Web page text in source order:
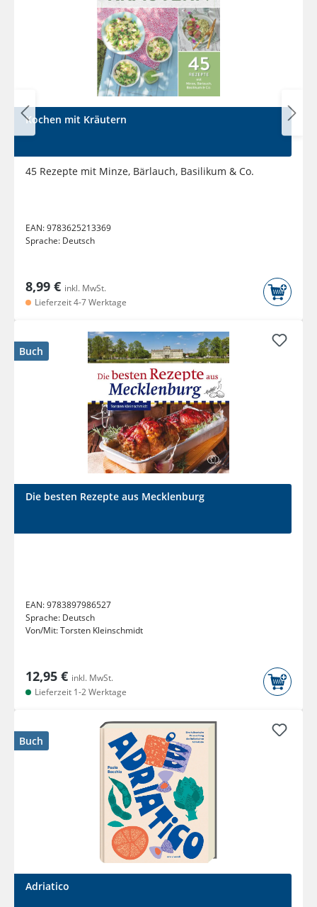
Kochen mit Kräutern
45 Rezepte mit Minze, Bärlauch, Basilikum & Co.
EAN:9783625213369
Sprache: Deutsch
8,99 € inkl. MwSt.
Lieferzeit 4-7 Werktage
Buch
Die besten Rezepte aus Mecklenburg
EAN:9783897986527
Sprache: Deutsch
Von/Mit:Torsten Kleinschmidt
12,95 € inkl. MwSt.
Lieferzeit 1-2 Werktage
Buch
Adriatico